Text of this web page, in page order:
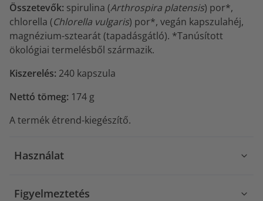
Összetevők: spirulina (Arthrospira platensis) por*,
chlorella (Chlorella vulgaris) por*, vegán kapszulahéj,
magnézium-sztearát (tapadásgátló). *Tanúsított
ökológiai termelésből származik.
Kiszerelés: 240 kapszula
Nettó tömeg: 174 g
A termék étrend-kiegészítő.
Használat
Figyelmeztetés